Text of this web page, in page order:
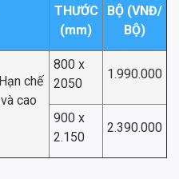
THƯỚC
(mm)
BỘ (VNĐ/
BỘ)
chế
cao
800 x
2050
1.990.000
900 x
2.150
2.390.000